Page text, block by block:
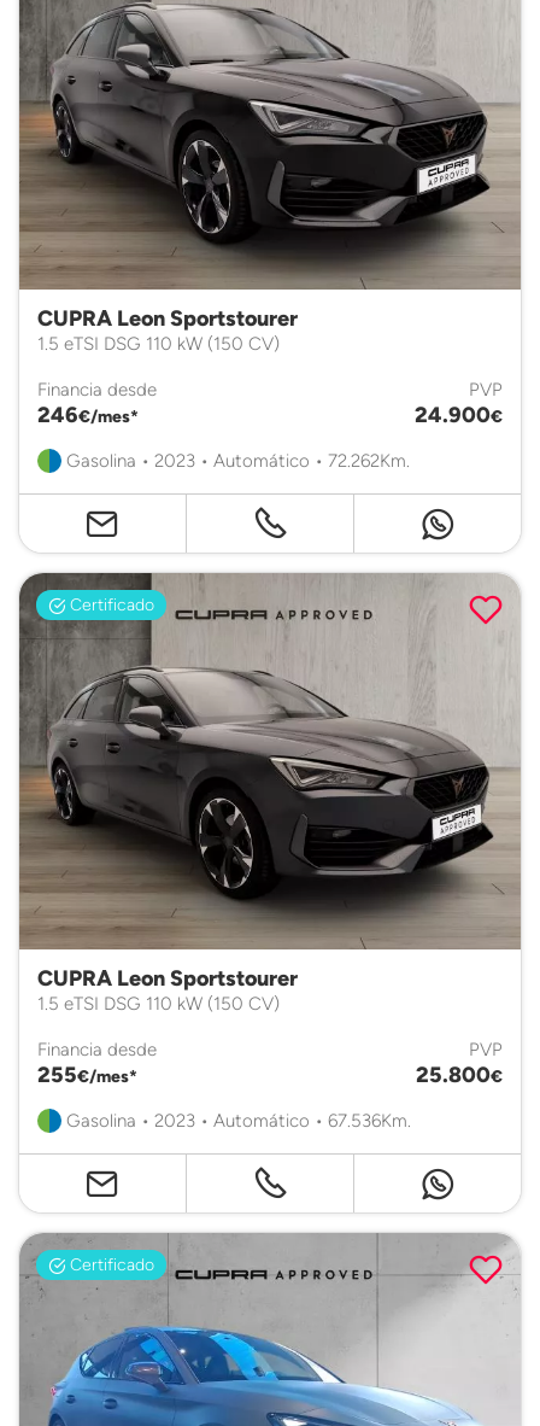
CUPRA Leon Sportstourer
1.5 eTSI DSG 110 kW (150 CV)
Financia desde
246€/mes*
PVP
24.900€
Gasolina • 2023 • Automático • 72.262Km.
Certificado
CUPRA Leon Sportstourer
1.5 eTSI DSG 110 kW (150 CV)
Financia desde
255€/mes*
PVP
25.800€
Gasolina • 2023 • Automático • 67.536Km.
Certificado